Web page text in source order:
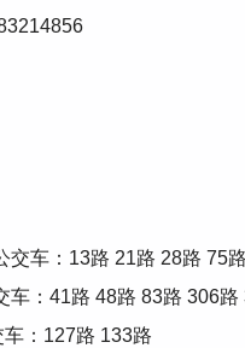
交车：13路 21路 28路
车：41路 48路 83路 306路
：127路 133路